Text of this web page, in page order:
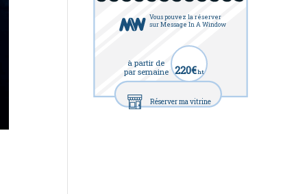
Vous pouvez la réserver
sur Message In A Window
à partir de
par semaine 220€ht
Réserver ma vitrine